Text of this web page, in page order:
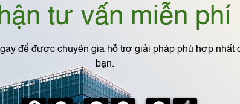
3. Thiết kế cơ bản của
3.1. Tính toán dung tích và
Dung tích than hoạt tính: dựa vào lưu lượng
⏺️Diện tích bề mặt hấp phụ: đảm bảo khí thải